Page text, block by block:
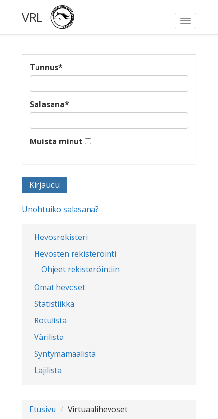
Toggle
VRL
Hevosrekisteri
Hevosten rekisteröinti
Ohjeet rekisteröintiin
Omat hevoset
Statistiikka
Rotulista
Värilista
Syntymämaalista
Lajilista
Tunnus*
Salasana*
Muista minut
Unohtuiko salasana?
Etusivu Virtuaalihevoset